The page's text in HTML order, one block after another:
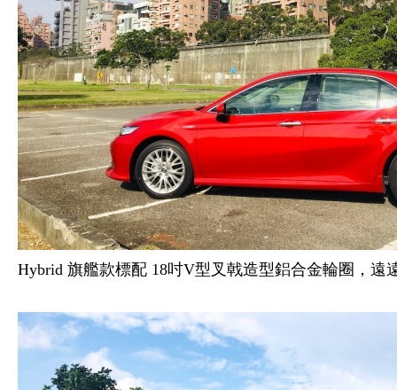
Hybrid 旗艦款標配 18吋V型叉戟造型鋁合金輪圈，遠